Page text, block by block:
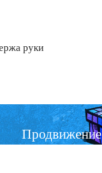
руки
Продвижение